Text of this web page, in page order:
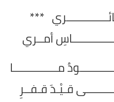
***
أمــري
مـــــــــــــــا
قـيْـدَ قـفــرِ